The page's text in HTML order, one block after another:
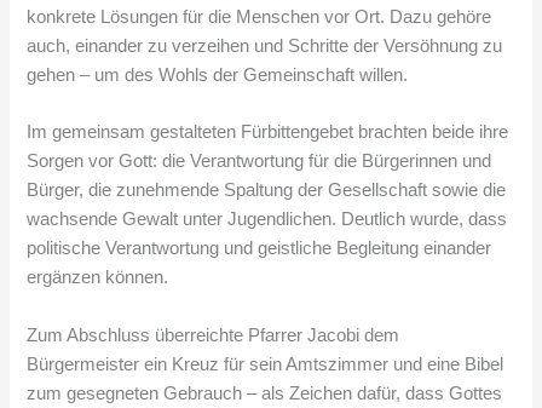
konkrete Lösungen für die Menschen vor Ort. Dazu gehöre
auch, einander zu verzeihen und Schritte der Versöhnung zu
gehen – um des Wohls der Gemeinschaft willen.
Im gemeinsam gestalteten Fürbittengebet brachten beide ihre
Sorgen vor Gott: die Verantwortung für die Bürgerinnen und
Bürger, die zunehmende Spaltung der Gesellschaft sowie die
wachsende Gewalt unter Jugendlichen. Deutlich wurde, dass
politische Verantwortung und geistliche Begleitung einander
ergänzen können.
Zum Abschluss überreichte Pfarrer Jacobi dem
Bürgermeister ein Kreuz für sein Amtszimmer und eine Bibel
zum gesegneten Gebrauch – als Zeichen dafür, dass Gottes